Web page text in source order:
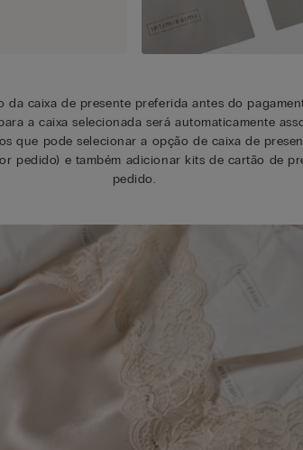
da caixa de presente preferida antes do
a caixa selecionada será automaticamente
que pode selecionar a opção de caixa de
pedido) e também adicionar kits de cartão de
pedido.